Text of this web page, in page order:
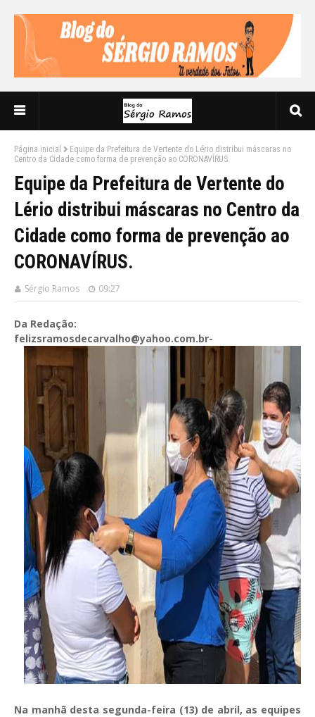
Página inicial
Equipe da Prefeitura de Vertente do Lério distribui máscaras no
Centro da Cidade como forma de prevenção ao CORONAVÍRUS.
Equipe da Prefeitura de Vertente do
Lério distribui máscaras no Centro da
Cidade como forma de prevenção ao
CORONAVÍRUS.
Sérgio Ramos 09:27
Da Redação:
felizsramosdecarvalho@yahoo.com.br-
Na manhã desta segunda-feira (13) de abril, as equipes